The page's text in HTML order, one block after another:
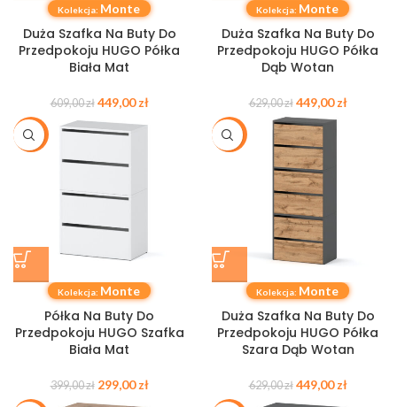
Kolekcja: Monte
Duża Szafka Na Buty Do
Przedpokoju HUGO Półka
Biała Mat
609,00zł 449,00zł
Kolekcja: Monte
Duża Szafka Na Buty Do
Przedpokoju HUGO Półka
Dąb Wotan
629,00zł 449,00zł
-25%
Kolekcja: Monte
Półka Na Buty Do
Przedpokoju HUGO Szafka
Biała Mat
399,00zł 299,00zł
-29%
Kolekcja: Monte
Duża Szafka Na Buty Do
Przedpokoju HUGO Półka
Szara Dąb Wotan
629,00zł 449,00zł